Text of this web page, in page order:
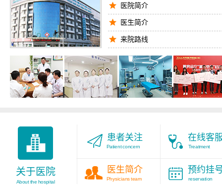
医院简介
医生简介
来院路线
腋臭医生 九对一服务 医院环境
关于医院
About the hospital
患者关注
Patient concern
医生简介
Physicians team
在线客
Treatment
预约挂
reservation